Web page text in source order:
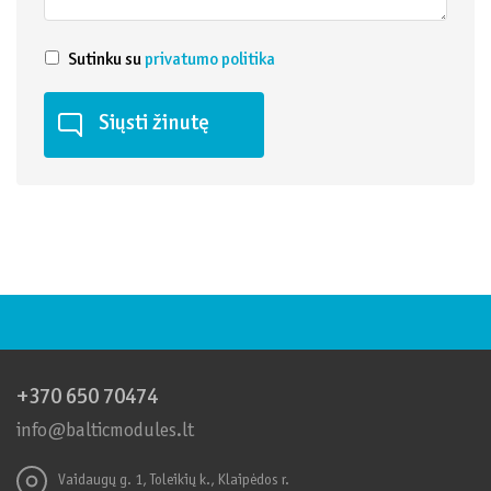
Sutinku suprivatumo politika
+370 650 70474
info@balticmodules.lt
Vaidaugų g. 1, Toleikių k., Klaipėdos r.